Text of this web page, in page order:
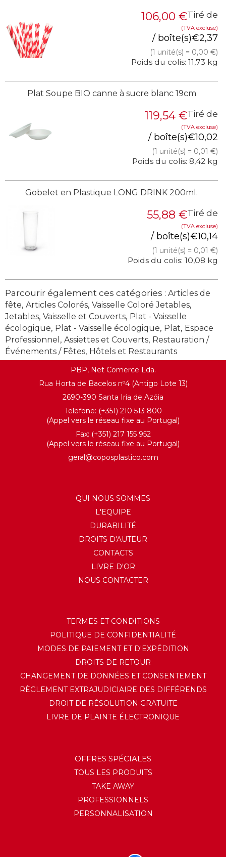
Tiré de
106,00 €
(TVA excluse)
2,37
€
/ boîte(s)
(1 unité(s) = 0,00 €)
Poids du colis: 11,73 kg
Plat Soupe BIO canne à sucre blanc 19cm
Tiré de
119,54 €
(TVA excluse)
10,02
€
/ boîte(s)
(1 unité(s) = 0,01 €)
Poids du colis: 8,42 kg
Gobelet en Plastique LONG DRINK 200ml.
Tiré de
55,88 €
(TVA excluse)
10,14
€
/ boîte(s)
(1 unité(s) = 0,01 €)
Poids du colis: 10,08 kg
Parcourir également ces catégories : Articles de
fête, Articles Colorés, Vaisselle Coloré Jetables,
Jetables, Vaisselle et Couverts, Plat - Vaisselle
écologique, Plat - Vaisselle écologique, Plat, Espace
Professionnel , Assiettes et Couverts, Restauration /
Événements / Fêtes, Hôtels et Restaurants
PBP, Net Comerce Lda.
Rua Horta de Bacelos nº4 (Antigo Lote 13)
2690-390 Santa Iria de Azóia
Telefone: (+351) 210 513 800
(Appel vers le réseau fixe au Portugal)
Fax: (+351) 217 155 952
(Appel vers le réseau fixe au Portugal)
geral@coposplastico.com
QUI NOUS SOMMES
L'EQUIPE
DURABILITÉ
DROITS D'AUTEUR
CONTACTS
LIVRE D'OR
NOUS CONTACTER
TERMES ET CONDITIONS
POLITIQUE DE CONFIDENTIALITÉ
MODES DE PAIEMENT ET D'EXPÉDITION
DROITS DE RETOUR
CHANGEMENT DE DONNÉES ET CONSENTEMENT
RÈGLEMENT EXTRAJUDICIAIRE DES DIFFÉRENDS
DROIT DE RÉSOLUTION GRATUITE
LIVRE DE PLAINTE ÉLECTRONIQUE
OFFRES SPÉCIALES
TOUS LES PRODUITS
TAKE AWAY
PROFESSIONNELS
PERSONNALISATION